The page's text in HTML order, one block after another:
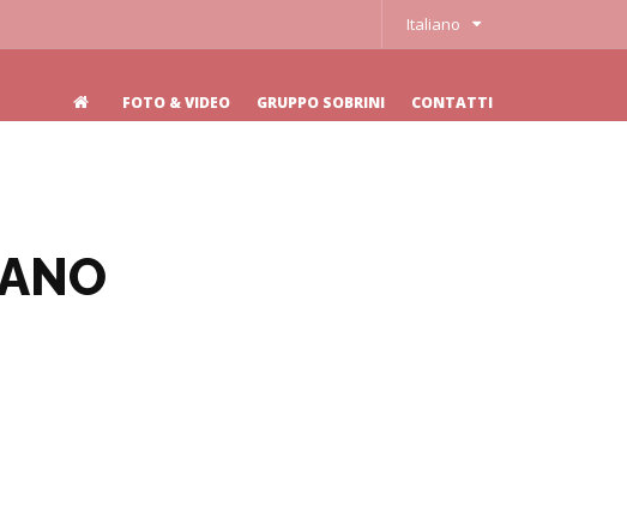
Italiano
FOTO & VIDEO GRUPPO SOBRINI CONTATTI